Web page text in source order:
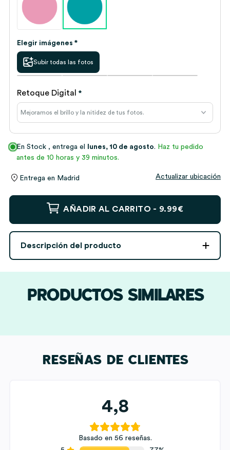
Elegir imágenes *
Subir todas las fotos
Retoque Digital *
En Stock , entrega el lunes, 10 de agosto. Haz tu pedido
antes de 10 horas y 39 minutos.
Entrega en Madrid Actualizar ubicación
Taza
Cubos
Cuatro
Fotos
cantidad
AÑADIR AL CARRITO - 9.99€
Descripción del producto
PRODUCTOS SIMILARES
RESEÑAS DE CLIENTES
4,8
Basado en 56 reseñas.